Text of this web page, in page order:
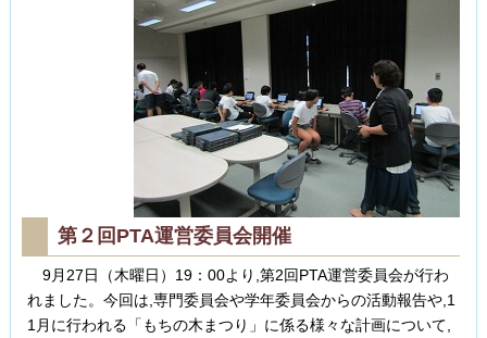
第２回PTA運営委員会開催
9月27日（木曜日）19：00より,第2回PTA運営委員会が行わ
れました。今回は,専門委員会や学年委員会からの活動報告や,1
1月に行われる「もちの木まつり」に係る様々な計画について,